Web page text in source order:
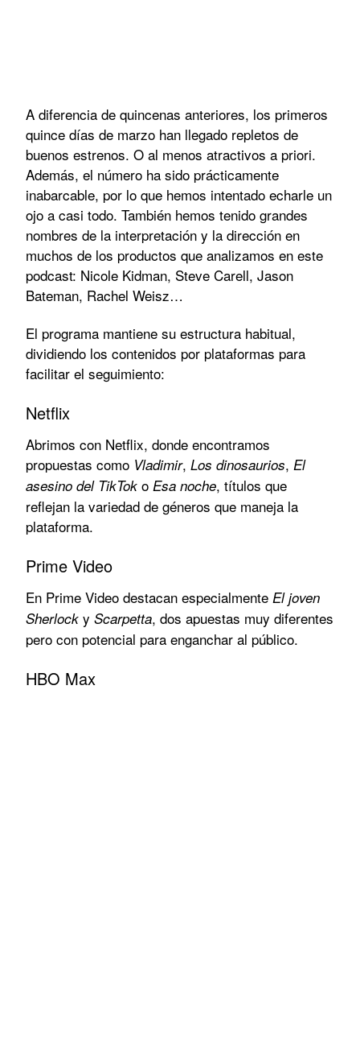
A diferencia de quincenas anteriores, los primeros
quince días de marzo han llegado repletos de
buenos estrenos. O al menos atractivos a priori.
Además, el número ha sido prácticamente
inabarcable, por lo que hemos intentado echarle un
ojo a casi todo. También hemos tenido grandes
nombres de la interpretación y la dirección en
muchos de los productos que analizamos en este
podcast: Nicole Kidman, Steve Carell, Jason
Bateman, Rachel Weisz…
El programa mantiene su estructura habitual,
dividiendo los contenidos por plataformas para
facilitar el seguimiento:
Netflix
Abrimos con Netflix, donde encontramos
propuestas como Vladimir, Los dinosaurios, El
asesino del TikTok o Esa noche, títulos que
reflejan la variedad de géneros que maneja la
plataforma.
Prime Video
En Prime Video destacan especialmente El joven
Sherlock y Scarpetta, dos apuestas muy diferentes
pero con potencial para enganchar al público.
HBO Max